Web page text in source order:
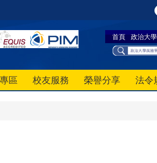
首頁 政治大學
區 校友服務 榮譽分享 法令